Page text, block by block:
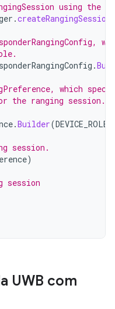
using the
.createRangingSession
.
which
the ranging session.
.Builder(
session.
)
session
UWB com